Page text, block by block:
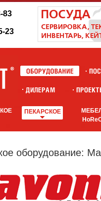
83
23
ПЕКАРСКОЕ
оборудование: